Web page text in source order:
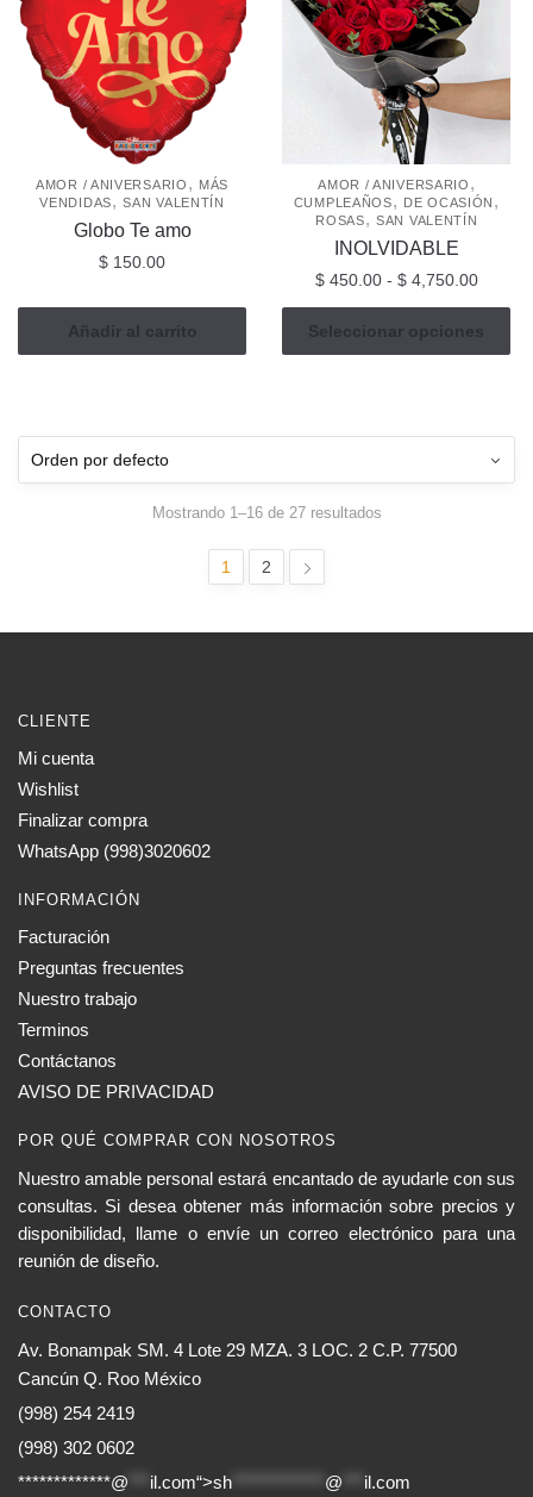
opciones
se
pueden
elegir
en
la
página
de
Las
opciones
se
pueden
elegir
en
la
página
de
AMOR / ANIVERSARIO , MÁS
VENDIDAS,SAN VALENTÍN
Globo Te amo
$ 150.00
Añadir al carrito
AMOR / ANIVERSARIO ,
CUMPLEAÑOS, DE OCASIÓN ,
ROSAS,SAN VALENTÍN
INOLVIDABLE
$450.00 - $4,750.00Rango
de
desde
$
Seleccionar opciones
Este
producto
variantes.
la
Mostrando 1–16 de 27 resultados
1 2
CLIENTE
Mi cuenta
Wishlist
Finalizar compra
WhatsApp (998)3020602
INFORMACIÓN
Facturación
Preguntas frecuentes
Nuestro trabajo
Terminos
Contáctanos
AVISO DE PRIVACIDAD
POR QUÉ COMPRAR CON NOSOTROS
Nuestro amable personal estará encantado de ayudarle con sus
consultas. Si desea obtener más información sobre precios y
disponibilidad, llame o envíe un correo electrónico para una
reunión de diseño.
CONTACTO
Av. Bonampak SM. 4 Lote 29 MZA. 3 LOC. 2 C.P. 77500
Cancún Q. Roo México
(998) 254 2419
(998) 302 0602
*************@
il.com“>sh @ il.com